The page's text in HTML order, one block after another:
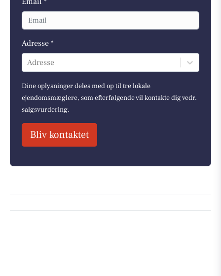
Adresse *
Adresse
Dine oplysninger deles med op til tre lokale
ejendomsmæglere, som efterfølgende vil kontakte dig vedr.
salgsvurdering.
Bliv kontaktet